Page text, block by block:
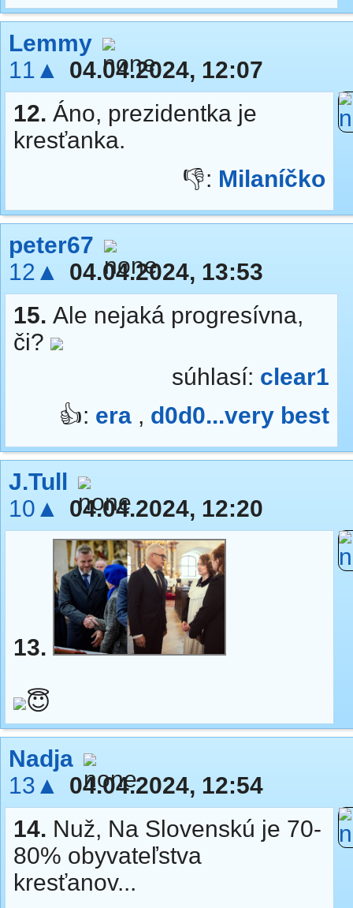
Lemmy
11▲
04.04.2024, 12:07
12. Áno, prezidentka je
kresťanka.
👎: Milaníčko
peter67
12▲
04.04.2024, 13:53
15. Ale nejaká progresívna,
či?
súhlasí: clear1
👍: era , d0d0...very best
J.Tull
10▲
04.04.2024, 12:20
13.
😇
Nadja
13▲
04.04.2024, 12:54
14. Nuž, Na Slovenskú je 70-
80% obyvateľstva
kresťanov...